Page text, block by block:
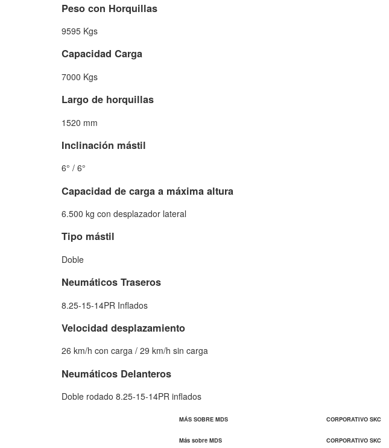
Peso con Horquillas
9595 Kgs
Capacidad Carga
7000 Kgs
Largo de horquillas
1520 mm
Inclinación mástil
6° / 6°
Capacidad de carga a máxima altura
6.500 kg con desplazador lateral
Tipo mástil
Doble
Neumáticos Traseros
8.25-15-14PR Inflados
Velocidad desplazamiento
26 km/h con carga / 29 km/h sin carga
Neumáticos Delanteros
Doble rodado 8.25-15-14PR inflados
MÁS SOBRE MDS
Más sobre MDS
CORPORATIVO SKC
CORPORATIVO SKC